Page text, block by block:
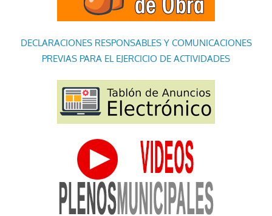
DECLARACIONES RESPONSABLES Y COMUNICACIONES
PREVIAS PARA EL EJERCICIO DE ACTIVIDADES